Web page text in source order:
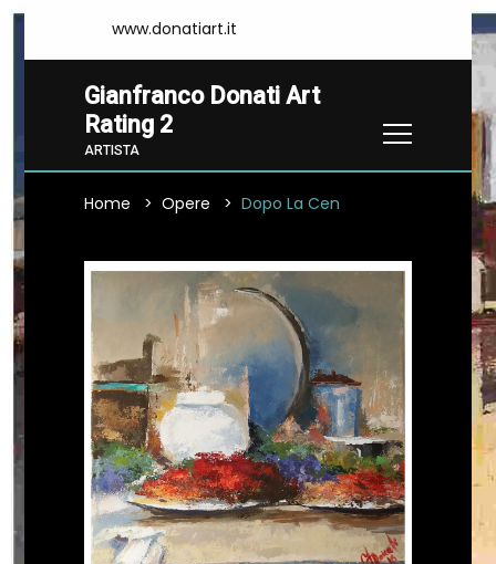
www.donatiart.it
Gianfranco Donati Art
Rating 2
ARTISTA
Home Opere Dopo La Cen